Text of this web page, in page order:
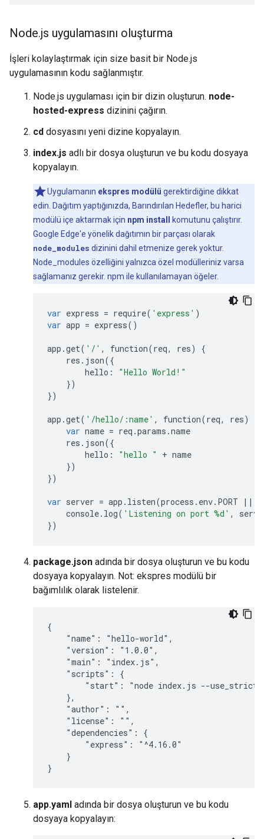
Node.js uygulamasını oluşturma
İşleri kolaylaştırmak için size basit bir Node.js
uygulamasının kodu sağlanmıştır.
Node.js uygulaması için bir dizin oluşturun. node-
hosted-express dizinini çağırın.
cd dosyasını yeni dizine kopyalayın.
index.js adlı bir dosya oluşturun ve bu kodu dosyaya
kopyalayın.
Uygulamanın ekspres modülü gerektirdiğine dikkat
edin. Dağıtım yaptığınızda, Barındırılan Hedefler, bu harici
modülü içe aktarmak için npm install
komutunu çalıştırır.
Google Edge'e yönelik dağıtımın bir parçası olarak
node_modules dizinini dahil etmenize gerek yoktur.
Node_modules özelliğini yalnızca özel modülleriniz varsa
sağlamanız gerekir. npm ile kullanılamayan öğeler.
var express = require( 'express' )
var app = express()
app .get( '/' , function(req, res)
{
res . json({
hello :
"Hello World!"
})
})
app .get( '/hello/:name' , function(req, res)
var name = req .params .name
res . json({
hello : "hello " + name
})
})
var server = app . listen(process . env. PORT ||
console. log( 'Listening on port %d ' ,
})
package.json adında bir dosya oluşturun ve bu kodu
dosyaya kopyalayın. Not: ekspres modülü bir
bağımlılık olarak listelenir.
{
    "name": "hello-world",
    "version": "1.0.0",
    "main": "index.js",
    "scripts": {
        "start": "node index.js --use_strict"
    },
    "author": "",
    "license": "",
    "dependencies": {
        "express": "^4.16.0"
    }
}
app.yaml adında bir dosya oluşturun ve bu kodu
dosyaya kopyalayın: